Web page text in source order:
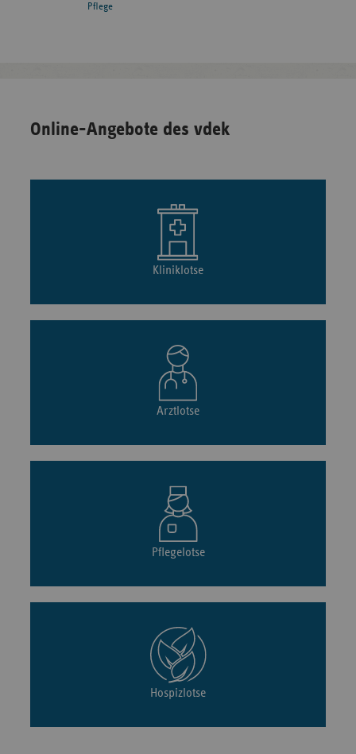
Pflege
Online-Angebote des vdek
Kliniklotse
Arztlotse
Pflegelotse
Hospizlotse